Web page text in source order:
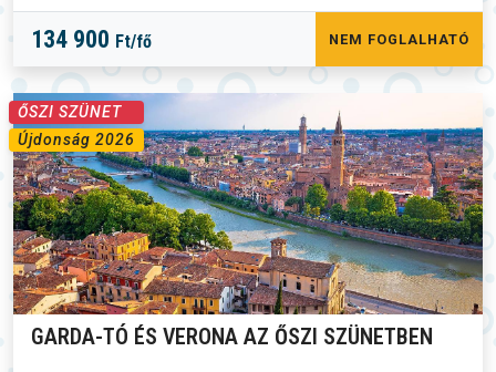
134 900 Ft/fő NEM FOGLALHATÓ
ŐSZI SZÜNET
Újdonság 2026
GARDA-TÓ ÉS VERONA AZ ŐSZI SZÜNETBEN